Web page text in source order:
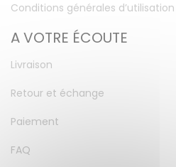
Conditions générales d’utilisation
A VOTRE ÉCOUTE
Livraison
Retour et échange
Paiement
FAQ